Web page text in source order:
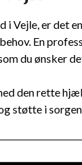
Vejle, er det
En
du ønsker
den rette
støtte i sorgen.